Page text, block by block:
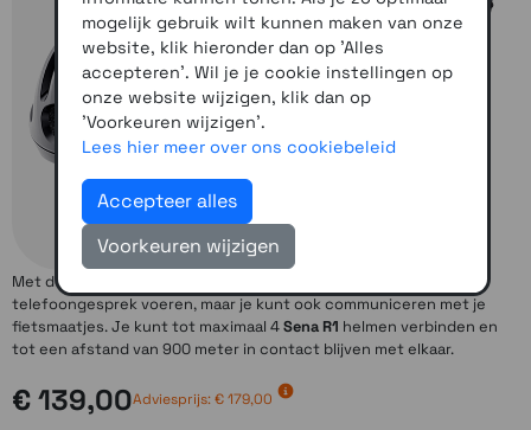
Met de Sena
telefoongesprek voeren, maar je kunt ook communiceren met je
fietsmaatjes. Je kunt tot maximaal 4Sena R1 helmen verbinden en
tot een afstand van 900 meter in contact blijven met elkaar.
€ 139,00Adviesprijs: € 179,00
mogelijk gebruik wilt kunnen maken van onze
website, klik hieronder dan op 'Alles
accepteren'. Wil je je cookie instellingen op
onze website wijzigen, klik dan op
'Voorkeuren wijzigen'.
Lees hier meer over ons cookiebeleid
Accepteer alles
Voorkeuren wijzigen